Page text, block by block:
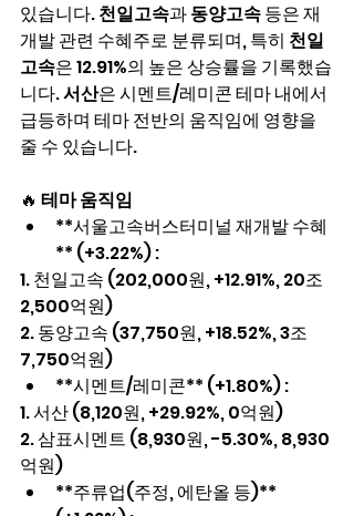
있습니다. 천일고속과 동양고속 등은 재
개발 관련 수혜주로 분류되며, 특히 천일
고속은 12.91%의 높은 상승률을 기록했습
니다. 서산은 시멘트/레미콘 테마 내에서
급등하며 테마 전반의 움직임에 영향을
줄 수 있습니다.
🔥 테마 움직임
**서울고속버스터미널 재개발 수혜
** (+3.22%) :
1. 천일고속 (202,000원, +12.91%, 20조
2,500억원)
2. 동양고속 (37,750원, +18.52%, 3조
7,750억원)
**시멘트/레미콘** (+1.80%) :
1. 서산 (8,120원, +29.92%, 0억원)
2. 삼표시멘트 (8,930원, -5.30%, 8,930
억원)
**주류업(주정, 에탄올 등)**